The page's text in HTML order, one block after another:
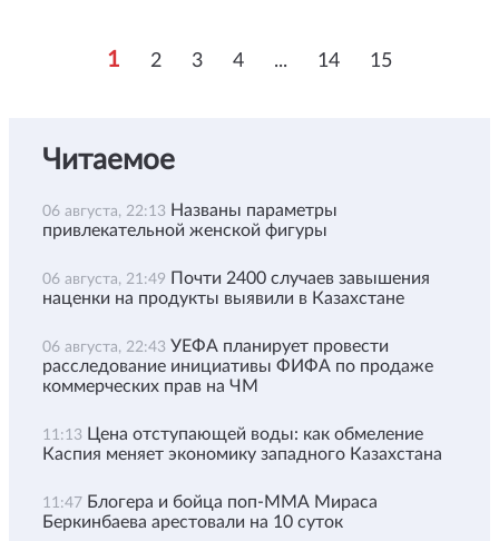
1 2 3 4 ... 14 15
Читаемое
06 августа, 22:13 Названы параметры
привлекательной женской фигуры
06 августа, 21:49 Почти 2400 случаев завышения
наценки на продукты выявили в Казахстане
06 августа, 22:43 УЕФА планирует провести
расследование инициативы ФИФА по продаже
коммерческих прав на ЧМ
11:13 Цена отступающей воды: как обмеление
Каспия меняет экономику западного Казахстана
11:47 Блогера и бойца поп-ММА Мираса
Беркинбаева арестовали на 10 суток